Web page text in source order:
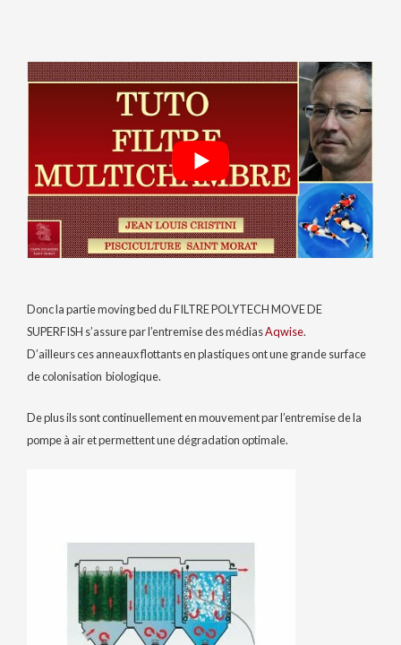
Donc la partie moving bed du FILTRE POLYTECH MOVE DE
SUPERFISH s’assure par l’entremise des médiasAqwise.
D’ailleurs ces anneaux flottants en plastiques ont une grande surface
de colonisation biologique.
De plus ils sont continuellement en mouvement par l’entremise de la
pompe à air et permettent une dégradation optimale.